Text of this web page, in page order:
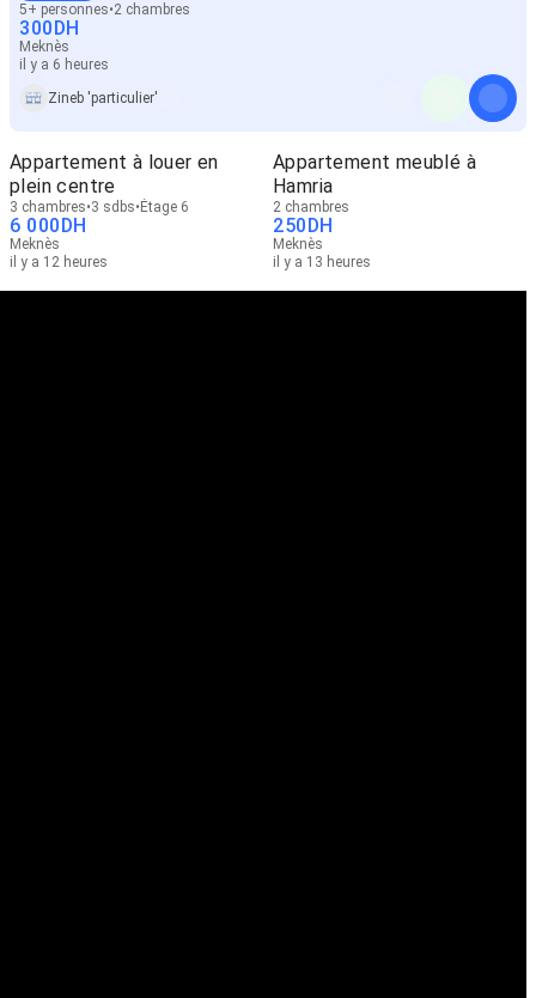
5+ personnes 2 chambres
300DH
Meknès
il y a 6 heures
Zineb 'particulier'
Appartement à louer en
plein centre
3 chambres 3 sdbs Étage 6
6 000DH
Meknès
il y a 12 heures
Appartement meublé à
Hamria
2 chambres
250DH
Meknès
il y a 13 heures